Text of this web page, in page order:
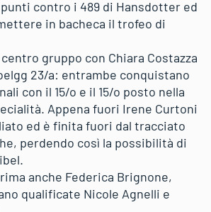
contro i 489 di Hansdotter ed
in bacheca il trofeo di
gruppo con Chiara Costazza
23/a: entrambe conquistano
con il 15/o e il 15/o posto nella
Appena fuori Irene Curtoni
ed è finita fuori dal tracciato
perdendo così la possibilità di
anche Federica Brignone,
qualificate Nicole Agnelli e